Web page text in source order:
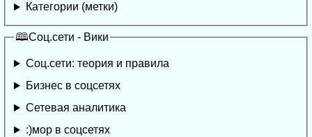
Категории (метки)
🕮Соц.сети - Вики
Соц.сети: теория и правила
Бизнес в соцсетях
Сетевая аналитика
:)мор в соцсетях